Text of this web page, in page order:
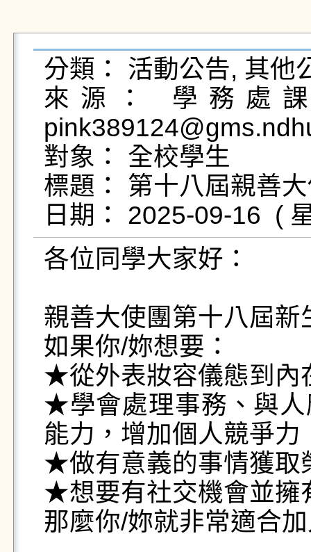
分類： 活動公告, 其他
來源： 學務處
對象： 全校學生
標題： 第十八屆親善
各位同學大家好：
親善大使團第十八屆新
如果你/妳想要：
★從外表妝容儀態到內
★學會處理事務、與
能力，增加個人競爭力
★做有意義的事情獲取
★想要有社交機會並擁
那麼你/妳就非常適合